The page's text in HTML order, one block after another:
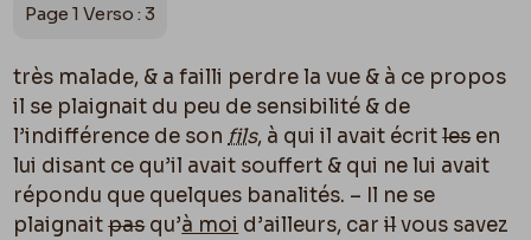
Page 1 Verso : 3
très malade, & a failli perdre la vue & à ce propos
il se plaignait du peu de sensibilité & de
l’indifférence de son fils, à qui il avait écritlesen
lui disant ce qu’il avait souffert & qui ne lui avait
répondu que quelques banalités. – Il ne se
plaignaitpasqu’à moi d’ailleurs, carilvous savez